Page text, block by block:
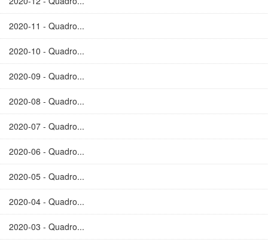
2020-11 - Quadro...
2020-10 - Quadro...
2020-09 - Quadro...
2020-08 - Quadro...
2020-07 - Quadro...
2020-06 - Quadro...
2020-05 - Quadro...
2020-04 - Quadro...
2020-03 - Quadro...